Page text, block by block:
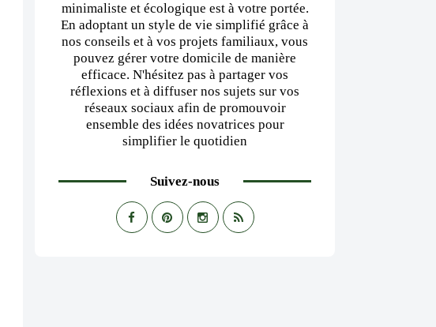
minimaliste et écologique est à votre portée.
En adoptant un style de vie simplifié grâce à
nos conseils et à vos projets familiaux, vous
pouvez gérer votre domicile de manière
efficace. N'hésitez pas à partager vos
réflexions et à diffuser nos sujets sur vos
réseaux sociaux afin de promouvoir
ensemble des idées novatrices pour
simplifier le quotidien
Suivez-nous